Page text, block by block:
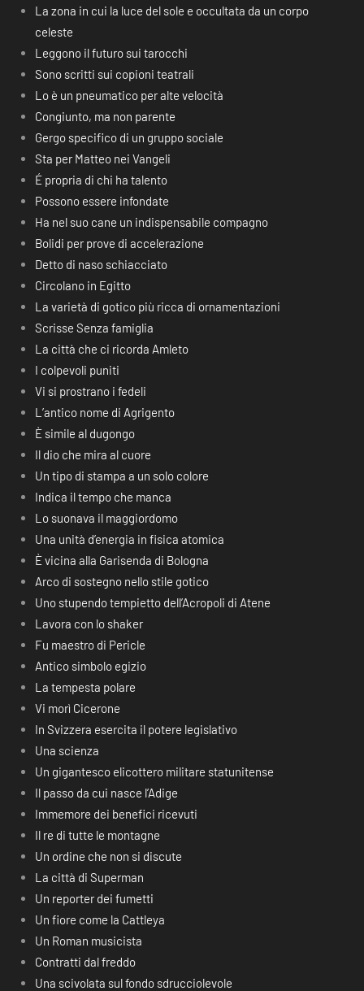
La zona in cui la luce del sole e occultata da un corpo
celeste
Leggono il futuro sui tarocchi
Sono scritti sui copioni teatrali
Lo è un pneumatico per alte velocità
Congiunto, ma non parente
Gergo specifico di un gruppo sociale
Sta per Matteo nei Vangeli
É propria di chi ha talento
Possono essere infondate
Ha nel suo cane un indispensabile compagno
Bolidi per prove di accelerazione
Detto di naso schiacciato
Circolano in Egitto
La varietà di gotico più ricca di ornamentazioni
Scrisse Senza famiglia
La città che ci ricorda Amleto
I colpevoli puniti
Vi si prostrano i fedeli
L’antico nome di Agrigento
È simile al dugongo
Il dio che mira al cuore
Un tipo di stampa a un solo colore
Indica il tempo che manca
Lo suonava il maggiordomo
Una unità d’energia in fisica atomica
È vicina alla Garisenda di Bologna
Arco di sostegno nello stile gotico
Uno stupendo tempietto dell’Acropoli di Atene
Lavora con lo shaker
Fu maestro di Pericle
Antico simbolo egizio
La tempesta polare
Vi morì Cicerone
In Svizzera esercita il potere legislativo
Una scienza
Un gigantesco elicottero militare statunitense
Il passo da cui nasce l’Adige
Immemore dei benefici ricevuti
Il re di tutte le montagne
Un ordine che non si discute
La città di Superman
Un reporter dei fumetti
Un fiore come la Cattleya
Un Roman musicista
Contratti dal freddo
Una scivolata sul fondo sdrucciolevole